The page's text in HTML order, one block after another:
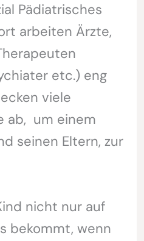
Pädiatrisches
arbeiten Ärzte,
etc.) eng
viele
ab, um einem
seinen Eltern, zur
nicht nur auf
bekommt, wenn